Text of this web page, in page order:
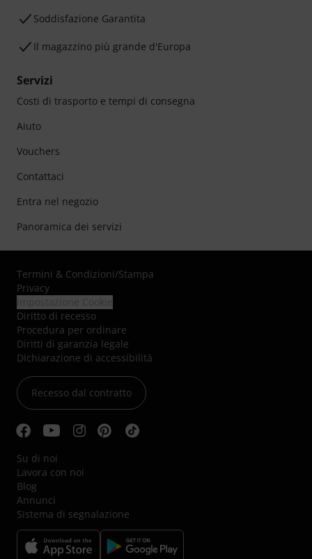
Soddisfazione Garantita
Il magazzino più grande d'Europa
Servizi
Costi di trasporto e tempi di consegna
Aiuto
Vouchers
Contattaci
Entra nel negozio
Panoramica dei servizi
Termini & Condizioni/Stampa
Privacy
Diritto di recesso
Procedura per ordinare
Diritti di garanzia legale
Dichiarazione di accessibilità
Recesso dal contratto
Su di noi
Lavora con noi
Blog
Annunci
Sistema di segnalazione